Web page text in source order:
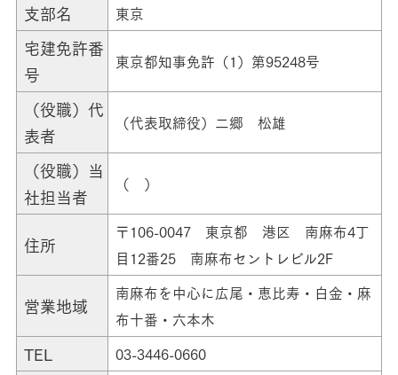
支部名 東京
宅建免許番
号
東京都知事免許（1）第95248号
（役職）代
表者
（代表取締役）二郷 松雄
（役職）当
社担当者
（ ）
住所
〒106-0047 東京都 港区 南麻布4丁
目12番25 南麻布セントレビル2F
営業地域
南麻布を中心に広尾・恵比寿・白金・麻
布十番・六本木
TEL 03-3446-0660